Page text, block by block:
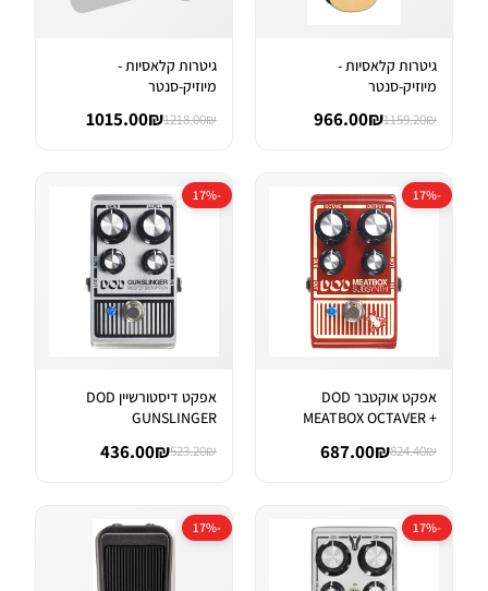
גיטרות קלאסיות -
מיוזיק-סנטר
1159.20₪
966.00₪
גיטרות קלאסיות -
מיוזיק-סנטר
1218.00₪
1015.00₪
-17%
אפקט אוקטבר DOD
MEATBOX OCTAVER +
824.40₪
687.00₪
-17%
אפקט דיסטורשיין DOD
GUNSLINGER
523.20₪
436.00₪
-17%
-17%